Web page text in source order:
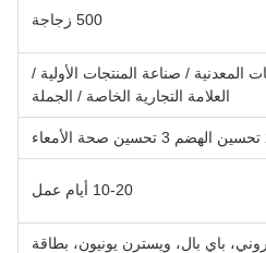
500 زجاجة
المعدنية / صناعة المنتجات الأولية /
العلامة التجارية الخاصة / الجملة
10-20 أيام عمل
باي بال، ويسترن يونيون، بطاقة